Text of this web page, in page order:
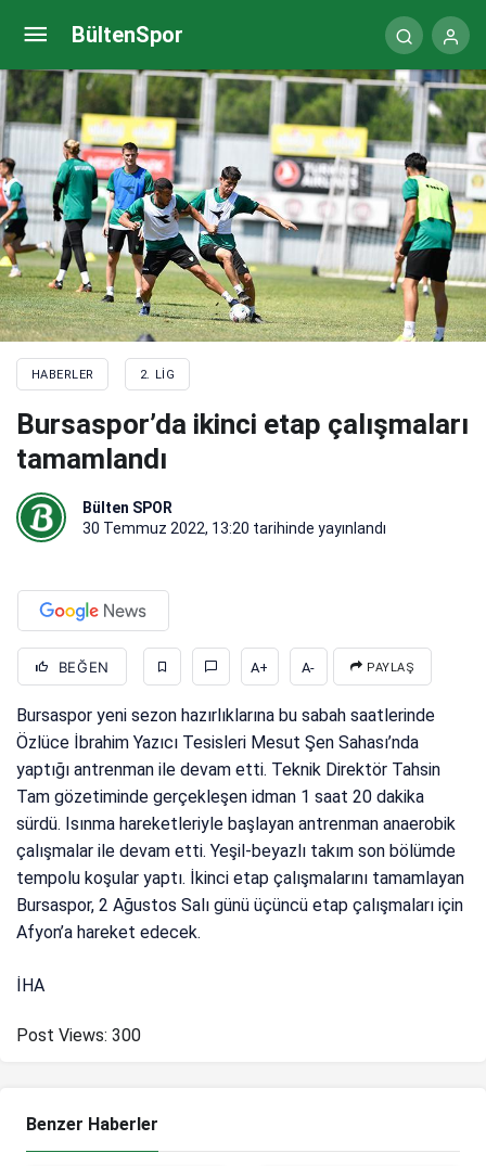
BültenSpor
HABERLER 2. LIG
Bursaspor’da ikinci etap çalışmaları
tamamlandı
Bülten SPOR
30 Temmuz 2022, 13:20 tarihinde yayınlandı
BEĞEN A+ A- PAYLAŞ
Bursaspor yeni sezon hazırlıklarına bu sabah saatlerinde
Özlüce İbrahim Yazıcı Tesisleri Mesut Şen Sahası’nda
yaptığı antrenman ile devam etti. Teknik Direktör Tahsin
Tam gözetiminde gerçekleşen idman 1 saat 20 dakika
sürdü. Isınma hareketleriyle başlayan antrenman anaerobik
çalışmalar ile devam etti. Yeşil-beyazlı takım son bölümde
tempolu koşular yaptı. İkinci etap çalışmalarını tamamlayan
Bursaspor, 2 Ağustos Salı günü üçüncü etap çalışmaları için
Afyon’a hareket edecek.
İHA
Post Views: 300
Benzer Haberler
Afyonspor günü tek antrenman ile tamamladı